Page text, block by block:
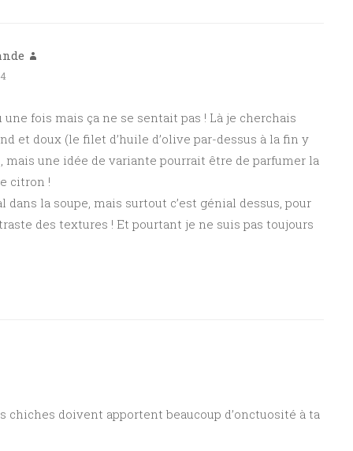
une fois mais ça ne se sentait pas ! Là je cherchais
et doux (le filet d’huile d’olive par-dessus à la fin y
une idée de variante pourrait être de parfumer la
citron !
dans la soupe, mais surtout c’est génial dessus, pour
des textures ! Et pourtant je ne suis pas toujours
chiches doivent apportent beaucoup d’onctuosité à ta